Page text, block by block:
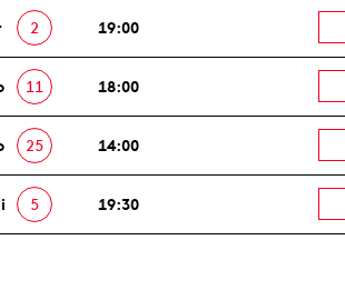
2 19:00
11 18:00
25 14:00
5 19:30